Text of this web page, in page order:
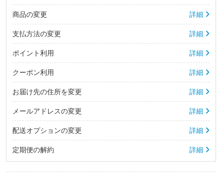
商品の変更 詳細
支払方法の変更 詳細
ポイント利用 詳細
クーポン利用 詳細
お届け先の住所を変更 詳細
メールアドレスの変更 詳細
配送オプションの変更 詳細
定期便の解約 詳細